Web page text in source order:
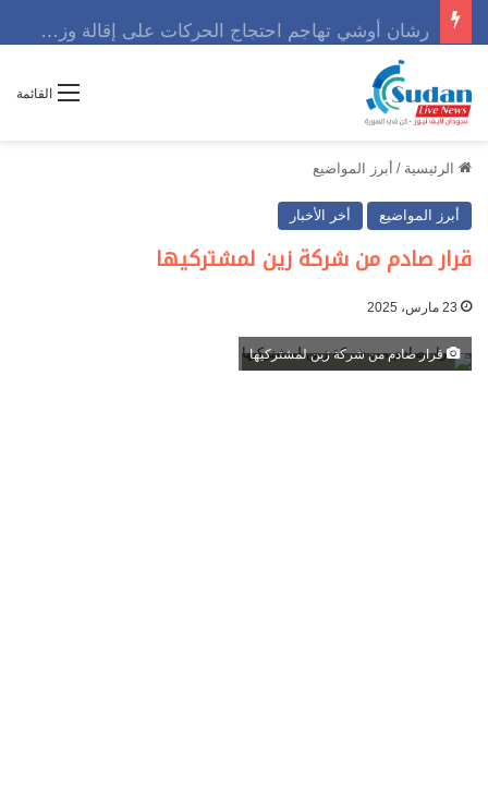
القائمة
الرئيسية / أبرز المواضيع
أبرز المواضيع أخر الأخبار
قرار صادم من شركة زين لمشتركيها
23 مارس، 2025
قرار صادم من شركة زين لمشتركيها